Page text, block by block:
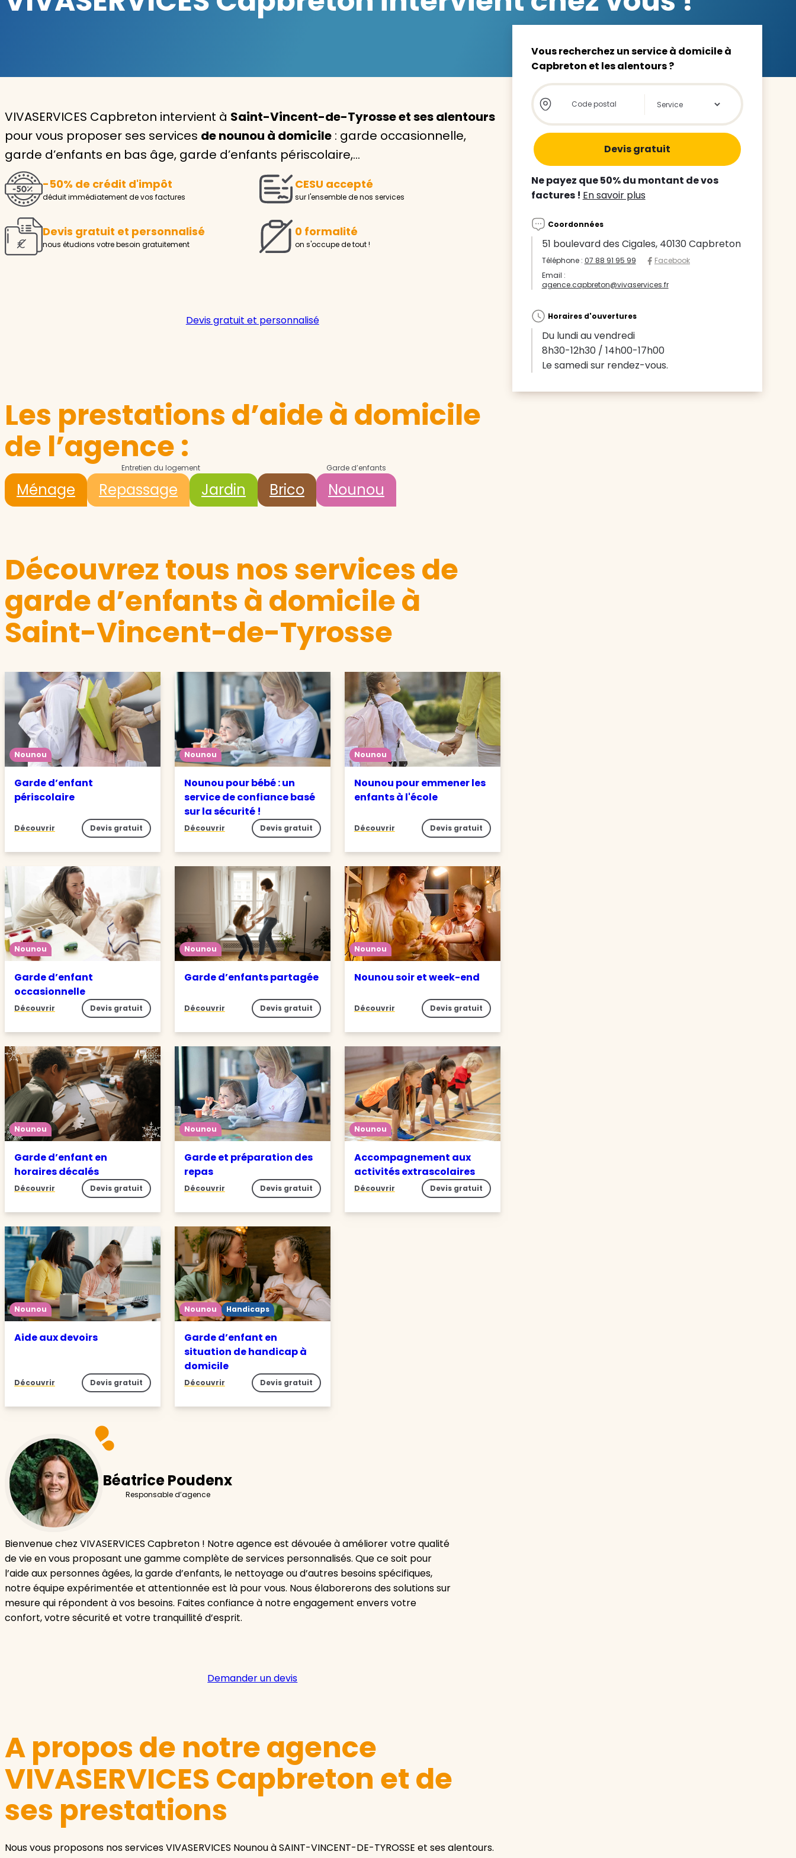
Aide à la personne
Handicaps
Voir tous les services
Avec VIVASERVICES, trouvez le
service à domicile qui vous
correspond !
Pour l’entretien de votre logement, la garde de votre enfant
ou l’accompagnement d’un parent, nos intervenants à
Demander un devis gratuit
Trouver mon agence
VIVASERVICES Capbreton intervient à Saint-Vincent-de-Tyrosse et ses alentours
pour vous proposer ses services de nounou à domicile : garde occasionnelle,
garde d’enfants en bas âge, garde d’enfants périscolaire,…
-50% de crédit d'impôt
déduit immédiatement de vos factures
CESU accepté
sur l'ensemble de nos services
Devis gratuit et personnalisé
nous étudions votre besoin gratuitement
0 formalité
on s'occupe de tout !
Devis gratuit et personnalisé
Les prestations d’aide à domicile
de l’agence :
Entretien du logement
Ménage Repassage Jardin Brico
Garde d’enfants
Nounou
Découvrez tous nos services de
garde d’enfants à domicile à
Saint-Vincent-de-Tyrosse
Nounou
Garde d’enfant
périscolaire
Découvrir Devis gratuit
Nounou
Nounou pour bébé : un
service de confiance basé
sur la sécurité !
Découvrir Devis gratuit
Nounou
Nounou pour emmener les
enfants à l'école
Découvrir Devis gratuit
Nounou
Garde d’enfant
occasionnelle
Découvrir Devis gratuit
Nounou
Garde d’enfants partagée
Découvrir Devis gratuit
Nounou
Nounou soir et week-end
Découvrir Devis gratuit
Nounou
Garde d’enfant en
horaires décalés
Découvrir Devis gratuit
Nounou
Garde et préparation des
repas
Découvrir Devis gratuit
Nounou
Accompagnement aux
activités extrascolaires
Découvrir Devis gratuit
Nounou
Aide aux devoirs
Découvrir Devis gratuit
Nounou Handicaps
Garde d’enfant en
situation de handicap à
domicile
Découvrir Devis gratuit
Béatrice Poudenx
Responsable d’agence
Bienvenue chez VIVASERVICES Capbreton ! Notre agence est dévouée à améliorer votre qualité
de vie en vous proposant une gamme complète de services personnalisés. Que ce soit pour
l’aide aux personnes âgées, la garde d’enfants, le nettoyage ou d’autres besoins spécifiques,
notre équipe expérimentée et attentionnée est là pour vous. Nous élaborerons des solutions sur
mesure qui répondent à vos besoins. Faites confiance à notre engagement envers votre
confort, votre sécurité et votre tranquillité d’esprit.
Demander un devis
A propos de notre agence
VIVASERVICES Capbreton et de
ses prestations
Nous vous proposons nos services VIVASERVICES Nounou à SAINT-VINCENT-DE-TYROSSE et ses alentours.
Vous recherchez un service à domicile à
Capbreton et les alentours ?
Store locator global - Autocompletion
Rechercher
Ne payez que 50% du montant de vos
factures ! En savoir plus
Coordonnées
51 boulevard des Cigales, 40130 Capbreton
Téléphone : 07 88 91 95 99
Facebook
Email :
agence.capbreton@vivaservices.fr
Horaires d'ouvertures
Du lundi au vendredi
8h30-12h30 / 14h00-17h00
Le samedi sur rendez-vous.